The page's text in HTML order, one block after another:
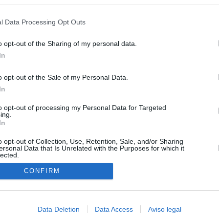
Data Processing Opt Outs
opt-out of the Sharing of my personal data.
opt-out of the Sale of my Personal Data.
opt-out of processing my Personal Data for Targeted
opt-out of Collection, Use, Retention, Sale, and/or Sharing
Data that Is Unrelated with the Purposes for which it
CONFIRM
Data Deletion Data Access Aviso legal
15 de agosto: "No aceptamos imposiciones"
contra las comunidades que no acojan a los menores
sobre el PP por la acogida de los menores de Ceuta en las
Compromís denuncia a Figaredo ante la Fiscalía del Supremo
el intento del PP de que los ministros acudan al Senado en